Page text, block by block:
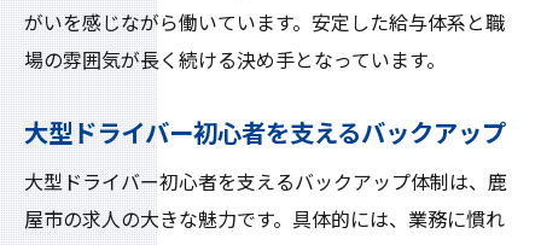
がいを感じながら働いています。安定した給与体系と職
場の雰囲気が長く続ける決め手となっています。
大型ドライバー初心者を支えるバックアップ
大型ドライバー初心者を支えるバックアップ体制は、鹿
屋市の求人の大きな魅力です。具体的には、業務に慣れ